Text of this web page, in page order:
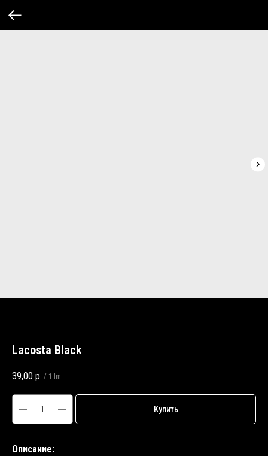
Lacosta Black
39,00 р. / 1 lm
Купить
Описание: